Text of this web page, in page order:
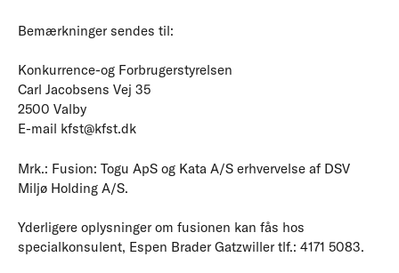
Bemærkninger sendes til:
Konkurrence-og Forbrugerstyrelsen
Carl Jacobsens Vej 35
2500 Valby
E-mail kfst@kfst.dk
Mrk.: Fusion: Togu ApS og Kata A/S erhvervelse af DSV
Miljø Holding A/S.
Yderligere oplysninger om fusionen kan fås hos
specialkonsulent, Espen Brader Gatzwiller tlf.: 4171 5083.